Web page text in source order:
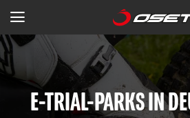
E-TRIAL-PARKS IN